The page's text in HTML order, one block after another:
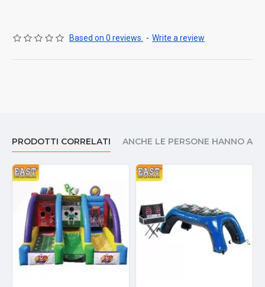
Based on 0 reviews. - Write a review
PRODOTTI CORRELATI ANCHE LE PERSONE HANNO